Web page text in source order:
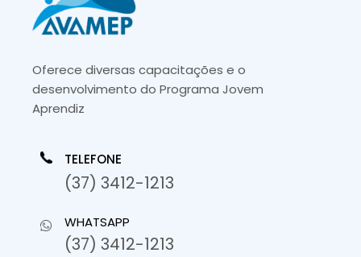
Oferece diversas capacitações e o
desenvolvimento do Programa Jovem
Aprendiz
TELEFONE
(37) 3412-1213
WHATSAPP
(37) 3412-1213